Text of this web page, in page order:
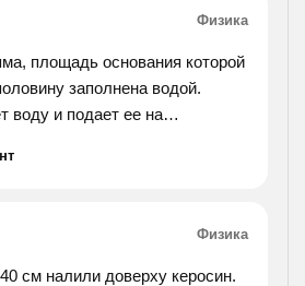
Физика
площадь основания которой
заполнена водой.
воду и подает ее на
минимальную работу
Физика
см налили доверху керосин.